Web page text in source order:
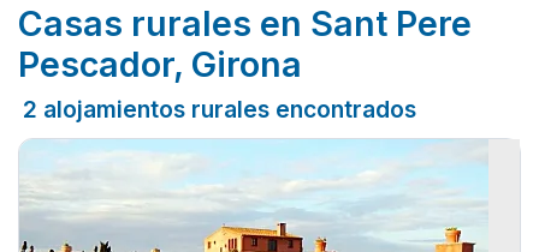
Casas rurales en Sant Pere
Pescador, Girona
2 alojamientos rurales encontrados